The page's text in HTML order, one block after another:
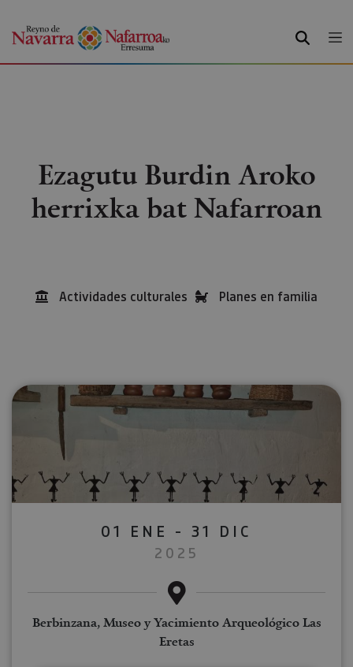
BILATU
Ezagutu Burdin Aroko
herrixka bat Nafarroan
Actividades culturales Planes en familia
01 ENE - 31 DIC
2025
Berbinzana, Museo y Yacimiento Arqueológico Las
Eretas